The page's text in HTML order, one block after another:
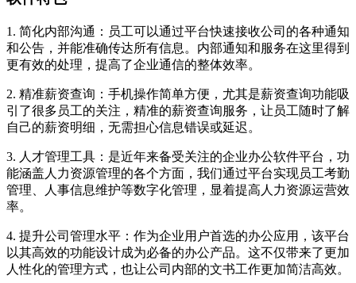
1. 简化内部沟通：员工可以通过平台快速接收公司的各种通知
和公告，并能准确传达所有信息。内部通知和服务在这里得到
更有效的处理，提高了企业通信的整体效率。
2. 精准薪资查询：手机操作简单方便，尤其是薪资查询功能吸
引了很多员工的关注，精准的薪资查询服务，让员工随时了解
自己的薪资明细，无需担心信息错误或延迟。
3. 人才管理工具：是近年来备受关注的企业办公软件平台，功
能涵盖人力资源管理的各个方面，我们通过平台实现员工考勤
管理、人事信息维护等数字化管理，显着提高人力资源运营效
率。
4. 提升公司管理水平：作为企业用户首选的办公应用，该平台
以其高效的功能设计成为必备的办公产品。这不仅带来了更加
人性化的管理方式，也让公司内部的文书工作更加简洁高效。